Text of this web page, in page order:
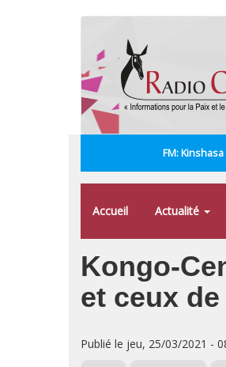
FM:
Accueil Actualité
Kongo-
et ceux
Publié le jeu, 25/03/2021 -